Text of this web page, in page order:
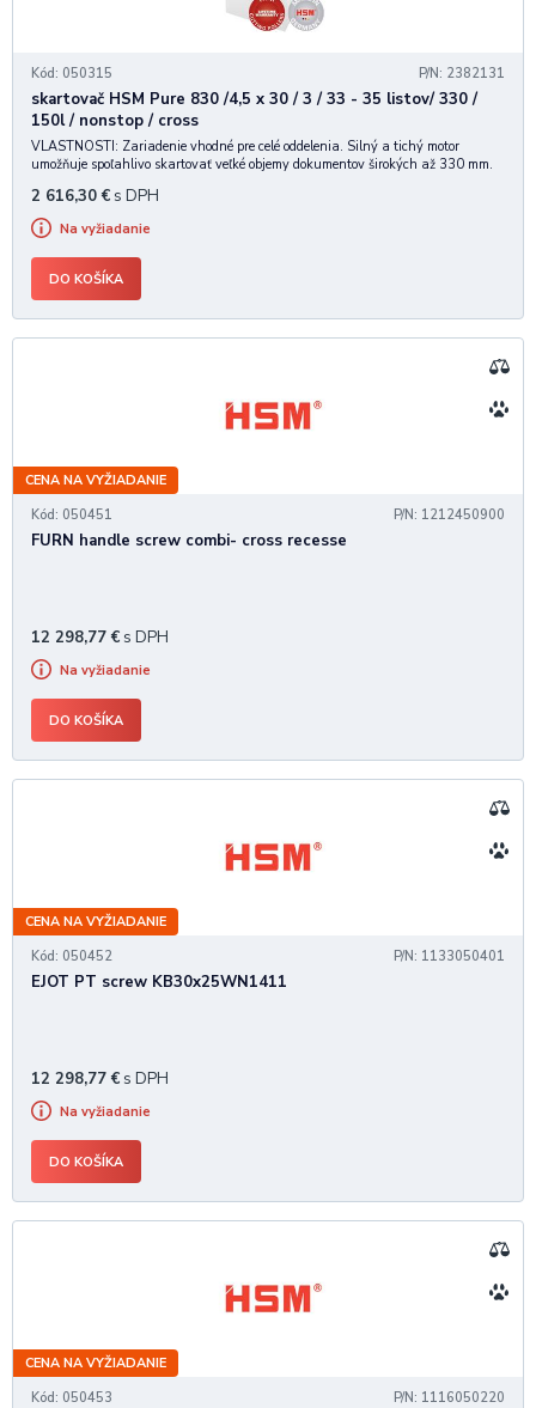
Kód: 050315 P/N: 2382131
skartovač HSM Pure 830 /4,5 x 30 / 3 / 33 - 35 listov/ 330 /
150l / nonstop / cross
VLASTNOSTI: Zariadenie vhodné pre celé oddelenia. Silný a tichý motor
umožňuje spoľahlivo skartovať veľké objemy dokumentov širokých až 330 mm.
Vysokokvalitné materiály "Made in Germany"
2 616,30 € s DPH
Na vyžiadanie
DO KOŠÍKA
CENA NA VYŽIADANIE
Kód: 050451
P/N: 1212450900
FURN handle screw combi- cross recesse
12 298,77 € s DPH
Na vyžiadanie
DO KOŠÍKA
CENA NA VYŽIADANIE
Kód: 050452
P/N: 1133050401
EJOT PT screw KB30x25WN1411
12 298,77 € s DPH
Na vyžiadanie
DO KOŠÍKA
CENA NA VYŽIADANIE
Kód: 050453
P/N: 1116050220